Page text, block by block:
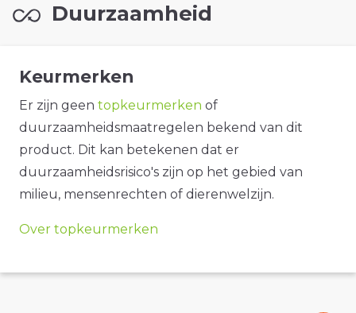
Duurzaamheid
Keurmerken
Er zijn geen topkeurmerken of
duurzaamheidsmaatregelen bekend van dit
product. Dit kan betekenen dat er
duurzaamheidsrisico's zijn op het gebied van
milieu, mensenrechten of dierenwelzijn.
Over topkeurmerken